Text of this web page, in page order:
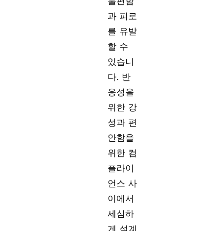
과 피로
를 유발
할 수
있습니
다. 반
응성을
위한 강
성과 편
안함을
위한 컴
플라이
언스 사
이에서
세심하
게 설계